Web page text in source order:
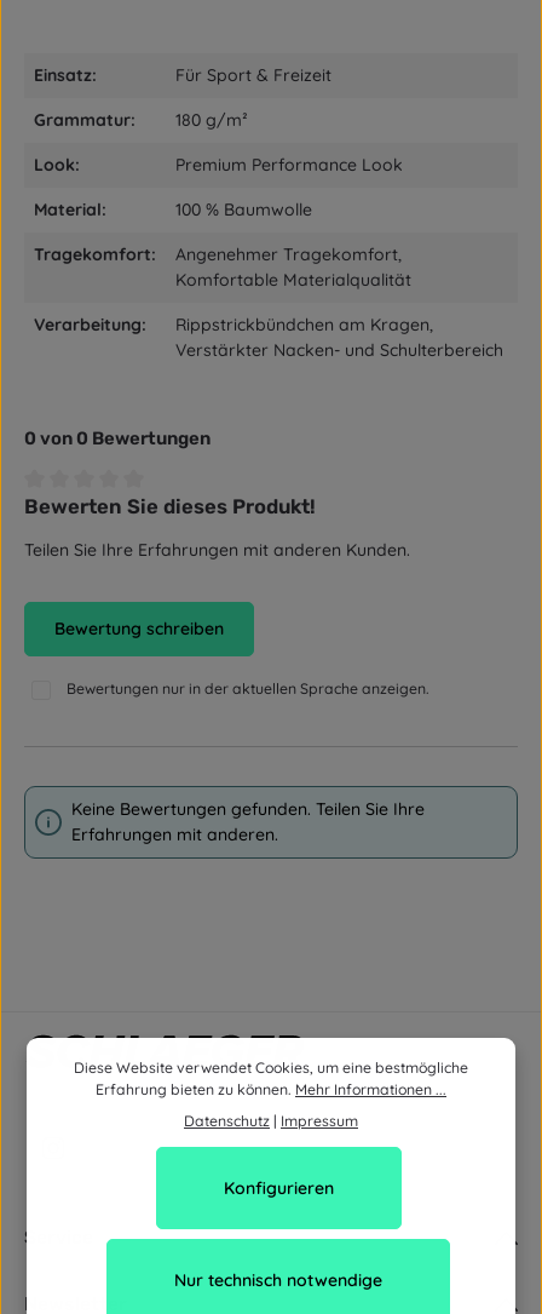
Einsatz: Für Sport & Freizeit
Grammatur: 180 g/m²
Look: Premium Performance Look
Material: 100 % Baumwolle
Tragekomfort:
Angenehmer Tragekomfort,
Komfortable Materialqualität
Verarbeitung:
Rippstrickbündchen am Kragen,
Verstärkter Nacken- und Schulterbereich
0 von 0 Bewertungen
Durchschnittliche Bewertung von 0 von 5 Sternen
Bewerten Sie dieses Produkt!
Teilen Sie Ihre Erfahrungen mit anderen Kunden.
Bewertung schreiben
Bewertungen nur in der aktuellen Sprache anzeigen.
Keine Bewertungen gefunden. Teilen Sie Ihre
Erfahrungen mit anderen.
Service
Newsletter
Diese Website verwendet Cookies, um eine bestmögliche
Erfahrung bieten zu können. Mehr Informationen ...
Datenschutz | Impressum
Nur technisch notwendige
Konfigurieren